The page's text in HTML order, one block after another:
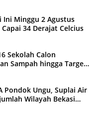
Ini Minggu 2 Agustus
34 Derajat Celcius
Sekolah Calon
Sampah hingga Target
Pondok Ungu, Suplai Air
Wilayah Bekasi